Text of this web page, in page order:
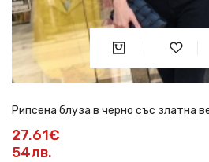
Рипсена блуза в черно със златна
27.61€
54лв.